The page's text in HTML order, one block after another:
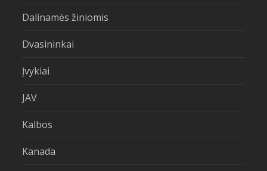
Dalinamės žiniomis
Dvasininkai
Įvykiai
JAV
Kalbos
Kanada